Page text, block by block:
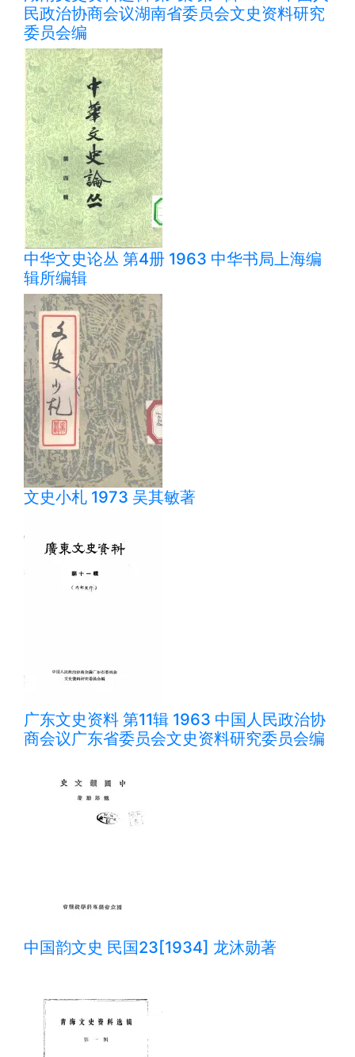
民政治协商会议湖南省委员会文史资料研究
委员会编
中华文史论丛 第4册 1963 中华书局上海编
辑所编辑
文史小札 1973 吴其敏著
广东文史资料 第11辑 1963 中国人民政治协
商会议广东省委员会文史资料研究委员会编
中国韵文史 民国23[1934] 龙沐勋著